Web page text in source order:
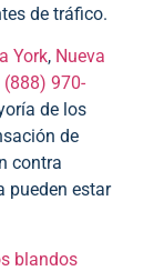
de tráfico.
York, Nueva
(888) 970-
de los
de
contra
pueden estar
blandos